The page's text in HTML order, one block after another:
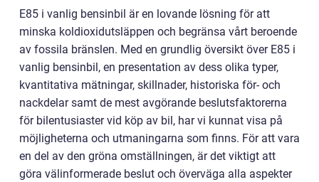
E85 i vanlig bensinbil är en lovande lösning för att
minska koldioxidutsläppen och begränsa vårt beroende
av fossila bränslen. Med en grundlig översikt över E85 i
vanlig bensinbil, en presentation av dess olika typer,
kvantitativa mätningar, skillnader, historiska för- och
nackdelar samt de mest avgörande beslutsfaktorerna
för bilentusiaster vid köp av bil, har vi kunnat visa på
möjligheterna och utmaningarna som finns. För att vara
en del av den gröna omställningen, är det viktigt att
göra välinformerade beslut och överväga alla aspekter